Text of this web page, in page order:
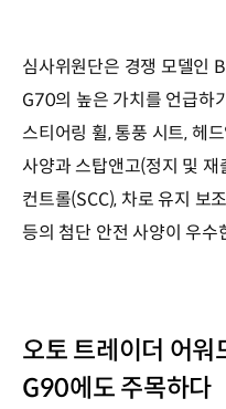
심사위원단은 경쟁 모델인
G70의 높은 가치를 언급하
스티어링 휠, 통풍 시트, 헤
사양과 스탑앤고(정지 및
컨트롤(SCC), 차로 유지 보
등의 첨단 안전 사양이 우수
오토 트레이더 어
G90에도 주목하다